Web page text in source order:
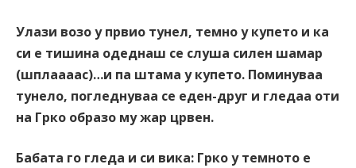
Улази возо у првио тунел, темно у купето и ка
си е тишина одеднаш се слуша силен шамар
(шплаааас)…и па штама у купето. Поминуваа
тунело, погледнуваа се еден-друг и гледаа оти
на Грко образо му жар црвен.
Бабата го гледа и си вика: Грко у темното е